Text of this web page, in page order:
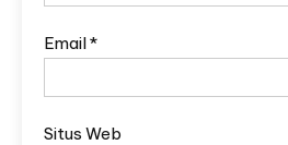
Email*
Situs Web